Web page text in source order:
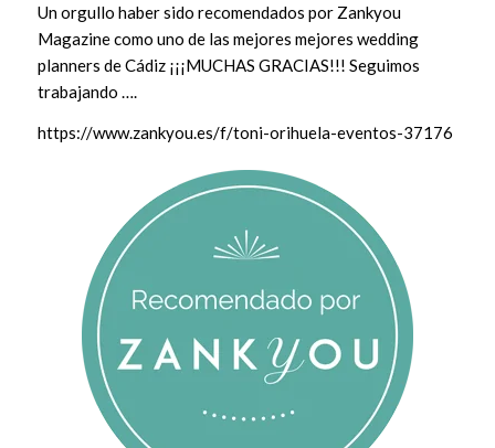
Un orgullo haber sido recomendados por Zankyou
Magazine como uno de las mejores mejores wedding
planners de Cádiz ¡¡¡MUCHAS GRACIAS!!! Seguimos
trabajando ….
https://www.zankyou.es/f/toni-orihuela-eventos-37176